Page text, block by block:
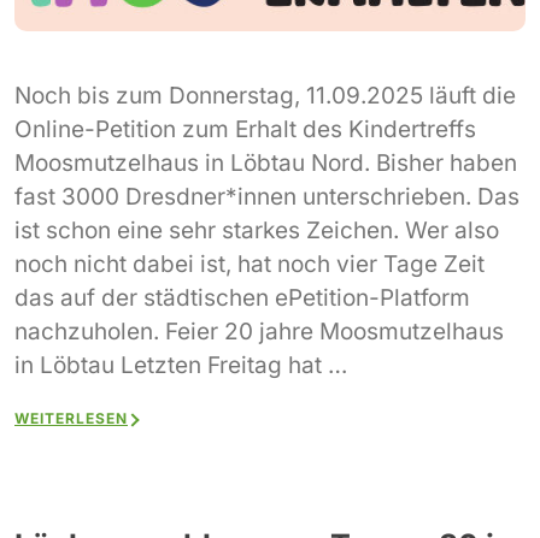
Noch bis zum Donnerstag, 11.09.2025 läuft die
Online-Petition zum Erhalt des Kindertreffs
Moosmutzelhaus in Löbtau Nord. Bisher haben
fast 3000 Dresdner*innen unterschrieben. Das
ist schon eine sehr starkes Zeichen. Wer also
noch nicht dabei ist, hat noch vier Tage Zeit
das auf der städtischen ePetition-Platform
nachzuholen. Feier 20 jahre Moosmutzelhaus
in Löbtau Letzten Freitag hat …
WEITERLESEN